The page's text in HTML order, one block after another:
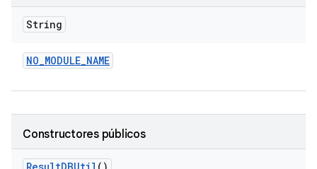
String
NO_MODULE_NAME
Constructores públicos